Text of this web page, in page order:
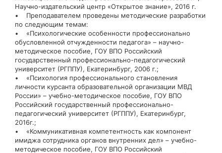
Научно-издательский центр «Открытое знание», 2016 г.
• Преподавателем проведены методические разработки
по следующим темам:
• «Психологические особенности профессионально
обусловленной отчужденности педагога» – научно-
методическое пособие, ГОУ ВПО Российский
государственный профессионально-педагогический
университет (РГППУ), Екатеринбург, 2006 г.;
• «Психология профессионального становления
личности курсанта образовательной организации МВД
России» – учебно-методическое пособие, ГОУ ВПО
Российский государственный профессионально-
педагогический университет (РГППУ), Екатеринбург,
2016г.;
• «Коммуникативная компетентность как компонент
имиджа сотрудника органов внутренних дел» – учебно-
методическое пособие, ГОУ ВПО Российский